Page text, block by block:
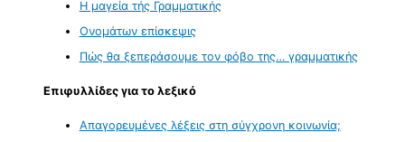
Η μαγεία τής Γραμματικής
Ονομάτων επίσκεψις
Πώς θα ξεπεράσουμε τον φόβο της… γραμματικής
Επιφυλλίδες για το λεξικό
Απαγορευμένες λέξεις στη σύγχρονη κοινωνία;